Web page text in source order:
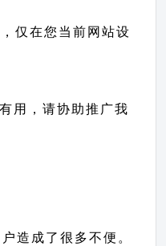
仅在您当前网站设
用，请协助推广我
造成了很多不便。